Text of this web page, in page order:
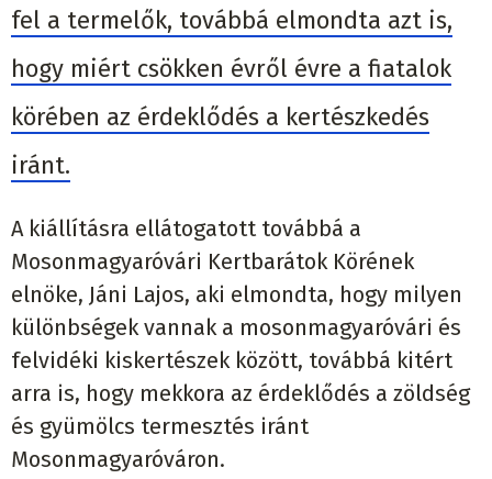
fel a termelők, továbbá elmondta azt is,
hogy miért csökken évről évre a fiatalok
körében az érdeklődés a kertészkedés
iránt.
A kiállításra ellátogatott továbbá a
Mosonmagyaróvári Kertbarátok Körének
elnöke, Jáni Lajos, aki elmondta, hogy milyen
különbségek vannak a mosonmagyaróvári és
felvidéki kiskertészek között, továbbá kitért
arra is, hogy mekkora az érdeklődés a zöldség
és gyümölcs termesztés iránt
Mosonmagyaróváron.